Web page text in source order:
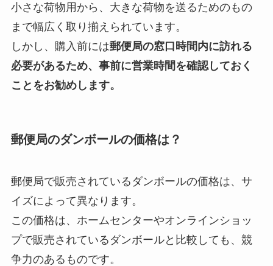
小さな荷物用から、大きな荷物を送るためのもの
まで幅広く取り揃えられています。
しかし、購入前には郵便局の窓口時間内に訪れる
必要があるため、事前に営業時間を確認しておく
ことをお勧めします。
郵便局のダンボールの価格は？
郵便局で販売されているダンボールの価格は、サ
イズによって異なります。
この価格は、ホームセンターやオンラインショッ
プで販売されているダンボールと比較しても、競
争力のあるものです。